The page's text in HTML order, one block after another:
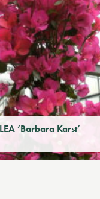
‘Barbara Karst’